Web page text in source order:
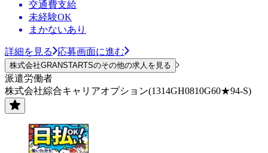
交通費支給
未経験OK
まかないあり
詳細を見る 応募画面に進む
株式会社GRANSTARTSのその他の求人を見る
派遣労働者
株式会社綜合キャリアオプション(1314GH0810G60★94-S)